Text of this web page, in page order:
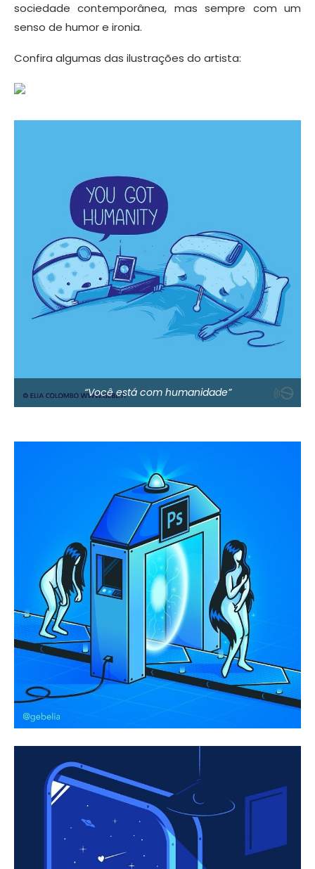
sociedade contemporânea, mas sempre com um
senso de humor e ironia.
Confira algumas das ilustrações do artista:
“Você está com humanidade”